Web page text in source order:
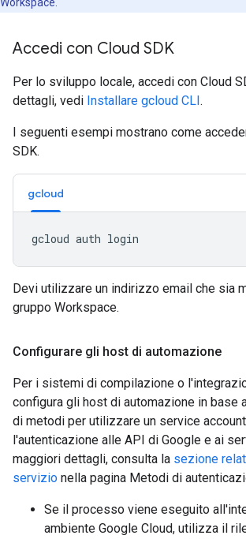
Accedi con Cloud SDK
Per lo sviluppo locale, accedi con Cloud
dettagli, vedi Installare gcloud CLI.
I seguenti esempi mostrano come
SDK.
gcloud
Devi utilizzare un indirizzo email che sia
gruppo Workspace.
Configurare gli host di automazione
Per i sistemi di compilazione o
configura gli host di automazione in base
di metodi per utilizzare un service
l'autenticazione alle API di Google e ai
maggiori dettagli, consulta la sezione
servizio nella pagina Metodi di
Se il processo viene eseguito
ambiente Google Cloud, utilizza il